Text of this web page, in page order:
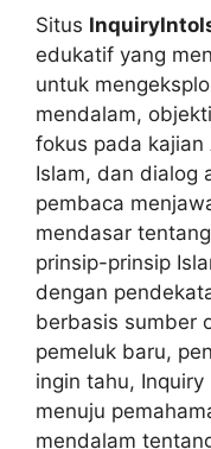
Situs
edukatif yang
untuk
mendalam,
fokus pada kajian
Islam, dan dialog
pembaca
mendasar
prinsip-prinsip
dengan
berbasis sumber
pemeluk baru,
ingin tahu,
menuju
mendalam